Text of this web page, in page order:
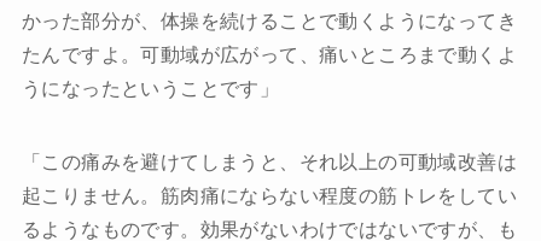
かった部分が、体操を続けることで動くようになってき
たんですよ。可動域が広がって、痛いところまで動くよ
うになったということです」
「この痛みを避けてしまうと、それ以上の可動域改善は
起こりません。筋肉痛にならない程度の筋トレをしてい
るようなものです。効果がないわけではないですが、も